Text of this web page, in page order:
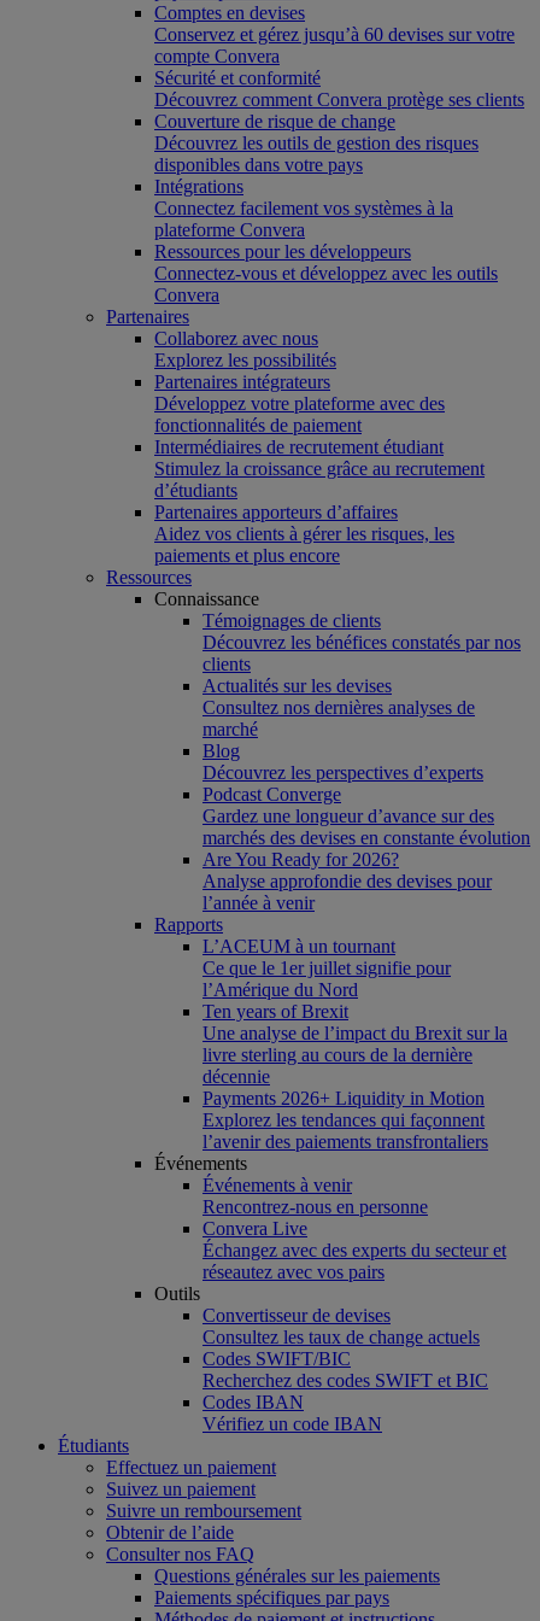
Comptes en devises
Conservez et gérez jusqu’à 60 devises sur votre
compte Convera
Sécurité et conformité
Découvrez comment Convera protège ses clients
Couverture de risque de change
Découvrez les outils de gestion des risques
disponibles dans votre pays
Intégrations
Connectez facilement vos systèmes à la
plateforme Convera
Ressources pour les développeurs
Connectez-vous et développez avec les outils
Convera
Partenaires
Collaborez avec nous
Explorez les possibilités
Partenaires intégrateurs
Développez votre plateforme avec des
fonctionnalités de paiement
Intermédiaires de recrutement étudiant
Stimulez la croissance grâce au recrutement
d’étudiants
Partenaires apporteurs d’affaires
Aidez vos clients à gérer les risques, les
paiements et plus encore
Ressources
Connaissance
Témoignages de clients
Découvrez les bénéfices constatés par nos
clients
Actualités sur les devises
Consultez nos dernières analyses de
marché
Blog
Découvrez les perspectives d’experts
Podcast Converge
Gardez une longueur d’avance sur des
marchés des devises en constante évolution
Are You Ready for 2026?
Analyse approfondie des devises pour
l’année à venir
Rapports
L’ACEUM à un tournant
Ce que le 1er juillet signifie pour
l’Amérique du Nord
Ten years of Brexit
Une analyse de l’impact du Brexit sur la
livre sterling au cours de la dernière
décennie
Payments 2026+ Liquidity in Motion
Explorez les tendances qui façonnent
l’avenir des paiements transfrontaliers
Événements
Événements à venir
Rencontrez-nous en personne
Convera Live
Échangez avec des experts du secteur et
réseautez avec vos pairs
Outils
Convertisseur de devises
Consultez les taux de change actuels
Codes SWIFT/BIC
Recherchez des codes SWIFT et BIC
Codes IBAN
Vérifiez un code IBAN
Étudiants
Effectuez un paiement
Suivez un paiement
Suivre un remboursement
Obtenir de l’aide
Consulter nos FAQ
Questions générales sur les paiements
Paiements spécifiques par pays